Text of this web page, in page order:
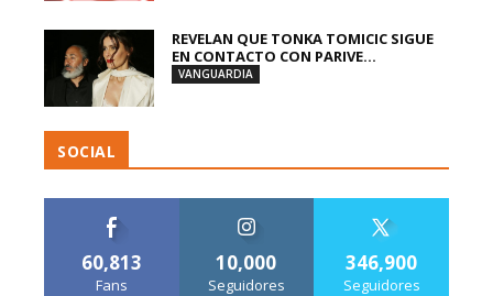
REVELAN QUE TONKA TOMICIC SIGUE
EN CONTACTO CON PARIVE...
VANGUARDIA
SOCIAL
60,813
Fans
10,000
Seguidores
346,900
Seguidores